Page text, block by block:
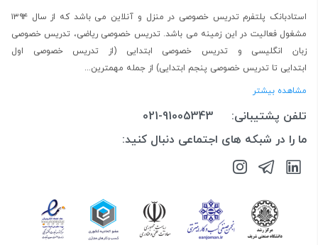
استادبانک پلتفرم تدریس خصوصی در منزل و آنلاین
می باشد که از سال ۱۳۹۴
مشغول فعالیت در این زمینه می باشد.تدریس خصوصی ریاضی، تدریس خصوصی
زبان انگلیسی و تدریس خصوصی ابتدایی (از
تدریس خصوصی اول
ابتدایی تا تدریس خصوصی پنجم ابتدایی) از جمله مهمترین...
مشاهده بیشتر
تلفن پشتیبانی:
021-91005343
ما را در شبکه های اجتماعی دنبال کنید: